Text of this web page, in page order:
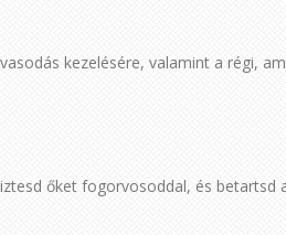
kezelésére, valamint a régi,
őket fogorvosoddal, és